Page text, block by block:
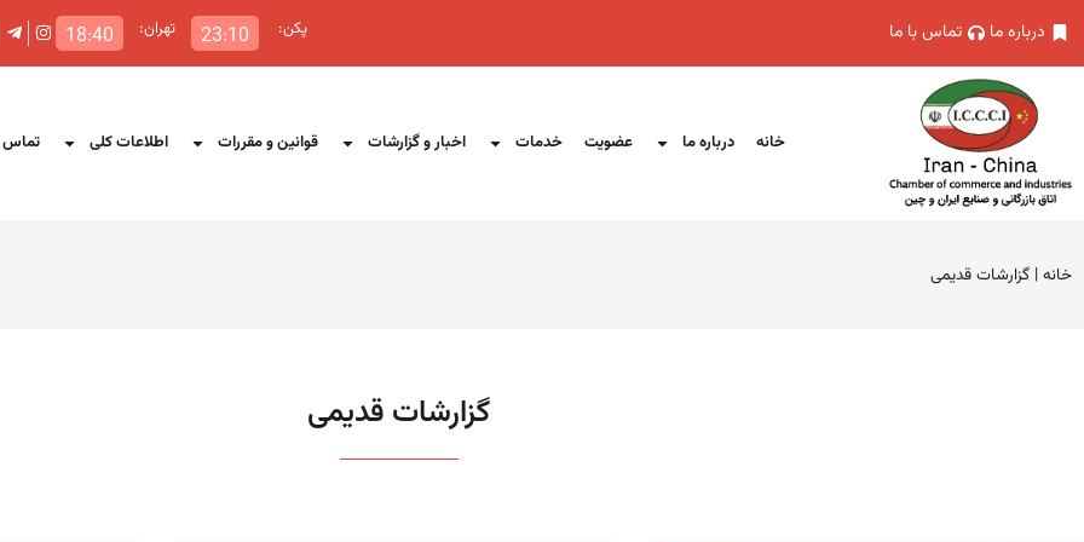
درباره ما تماس با ما پکن: 23:10 تهران: 18:40
خانه درباره ما عضویت خدمات اخبار و گزارشات قوانین و مقررات اطلاعات کلی تماس
خانه| گزارشات قدیمی
گزارشات قدیمی